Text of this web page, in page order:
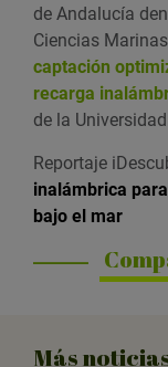
de Andalucía
Ciencias Marinas
captación
recarga
de la
Reportaje
inalámbrica
bajo el mar
Más